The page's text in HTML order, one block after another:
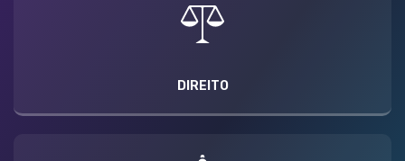
DIREITO